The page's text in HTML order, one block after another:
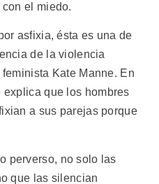
el miedo.
asfixia, ésta es una de
de la violencia
Kate Manne. En
explica que los hombres
a sus parejas porque
perverso, no solo las
que las silencian